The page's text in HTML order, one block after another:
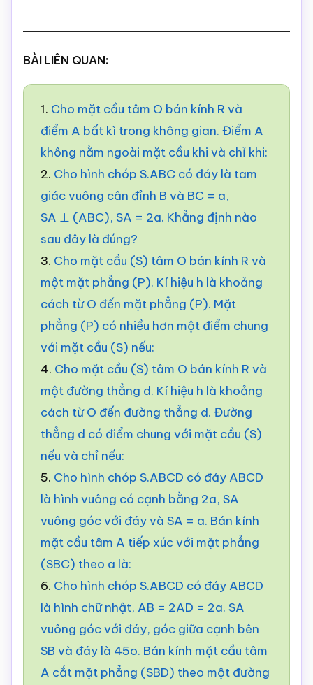
BÀI LIÊN QUAN:
1. Cho mặt cầu tâm O bán kính R và
điểm A bất kì trong không gian. Điểm A
không nằm ngoài mặt cầu khi và chỉ khi:
2. Cho hình chóp S.ABC có đáy là tam
giác vuông cân đỉnh B và BC = a,
SA ⊥ (ABC), SA = 2a. Khẳng định nào
sau đây là đúng?
3. Cho mặt cầu (S) tâm O bán kính R và
một mặt phẳng (P). Kí hiệu h là khoảng
cách từ O đến mặt phẳng (P). Mặt
phẳng (P) có nhiều hơn một điểm chung
với mặt cầu (S) nếu:
4. Cho mặt cầu (S) tâm O bán kính R và
một đường thẳng d. Kí hiệu h là khoảng
cách từ O đến đường thẳng d. Đường
thẳng d có điểm chung với mặt cầu (S)
nếu và chỉ nếu:
5. Cho hình chóp S.ABCD có đáy ABCD
là hình vuông có cạnh bằng 2a, SA
vuông góc với đáy và SA = a. Bán kính
mặt cầu tâm A tiếp xúc với mặt phẳng
(SBC) theo a là:
6. Cho hình chóp S.ABCD có đáy ABCD
là hình chữ nhật, AB = 2AD = 2a. SA
vuông góc với đáy, góc giữa cạnh bên
SB và đáy là 45o. Bán kính mặt cầu tâm
A cắt mặt phẳng (SBD) theo một đường